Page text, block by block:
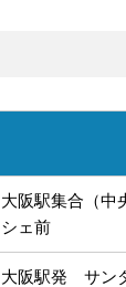
大阪駅集合（中
シェ前
大阪駅発 サン